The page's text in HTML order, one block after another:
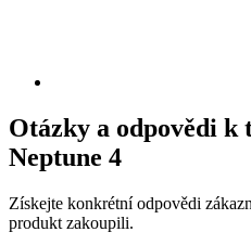
Otázky a odpovědi k
Neptune 4
Získejte konkrétní odpovědi
produkt zakoupili.